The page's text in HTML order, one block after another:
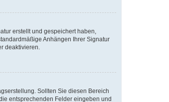
erstellt und gespeichert haben,
Anhängen Ihrer Signatur
deaktivieren.
Sollten Sie diesen Bereich
entsprechenden Felder eingeben und